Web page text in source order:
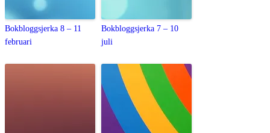
Bokbloggsjerka 8 – 11
februari
Bokbloggsjerka 7 – 10
juli